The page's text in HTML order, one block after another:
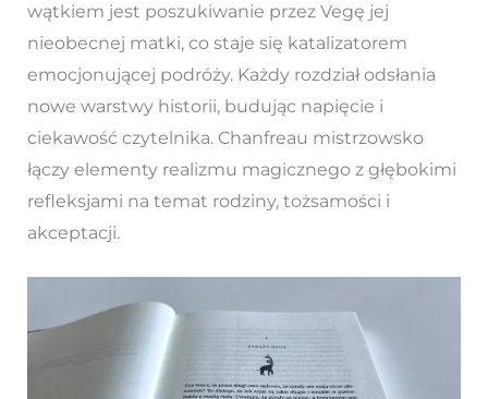
wątkiem jest poszukiwanie przez Vegę jej
nieobecnej matki, co staje się katalizatorem
emocjonującej podróży. Każdy rozdział odsłania
nowe warstwy historii, budując napięcie i
ciekawość czytelnika. Chanfreau mistrzowsko
łączy elementy realizmu magicznego z głębokimi
refleksjami na temat rodziny, tożsamości i
akceptacji.